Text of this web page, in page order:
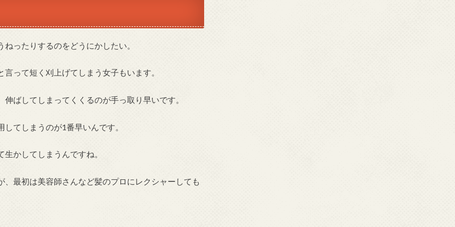
ったりするのをどうにかしたい。
って短く刈上げてしまう女子もいます。
ばしてしまってくくるのが手っ取り早いです。
てしまうのが1番早いんです。
かしてしまうんですね。
最初は美容師さんなど髪のプロにレクシャーしても